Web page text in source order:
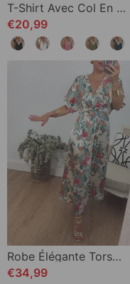
T-Shirt Avec Col En V Et Dentelle
€20,99
Robe Élégante Torsadée À Col En V Et Imprimé Botanique
€34,99